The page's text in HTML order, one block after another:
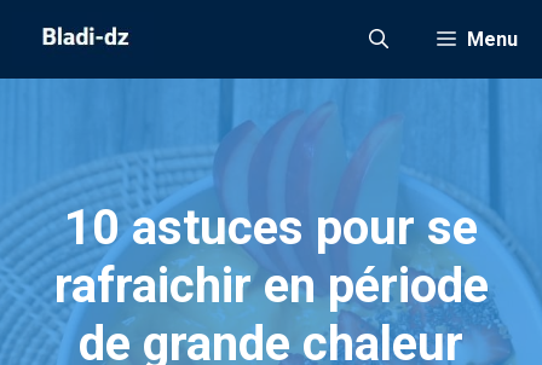
contenu
Menu
10 astuces pour se
rafraichir en période
de grande chaleur